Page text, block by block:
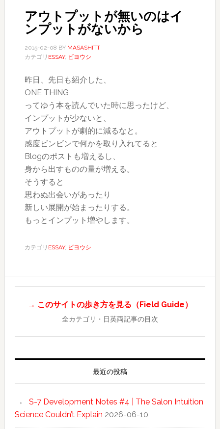
アウトプットが無いのはイ
ンプットがないから
2015-02-08 BY MASASHITT
カテゴリ ESSAY, ビヨウシ
昨日、先日も紹介した、
ONE THING
ってゆう本を読んでいた時に思ったけど、
インプットが少ないと、
アウトプットが劇的に減るなと。
感度ビンビンで何かを取り入れてると
Blogのポストも増えるし、
身から出すものの量が増える。
そうすると
思わぬ出会いがあったり
新しい展開が始まったりする。
もっとインプット増やします。
カテゴリ ESSAY, ビヨウシ
→ このサイトの歩き方を見る（Field Guide）
全カテゴリ・日英両記事の目次
最近の投稿
S-7 Development Notes #4 | The Salon Intuition
Science Couldn’t Explain 2026-06-10